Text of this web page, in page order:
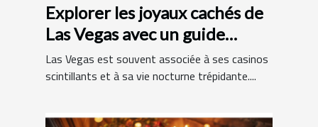
Explorer les joyaux cachés de
Las Vegas avec un guide
francophone
Las Vegas est souvent associée à ses casinos
scintillants et à sa vie nocturne trépidante....